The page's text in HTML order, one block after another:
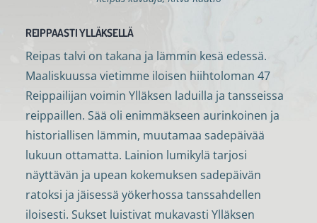
REIPPAASTI YLLÄKSELLÄ
Reipas talvi on takana ja lämmin kesä edessä.
Maaliskuussa vietimme iloisen hiihtoloman 47
Reippailijan voimin Ylläksen laduilla ja tansseissa
reippaillen. Sää oli enimmäkseen aurinkoinen ja
historiallisen lämmin, muutamaa sadepäivää
lukuun ottamatta. Lainion lumikylä tarjosi
näyttävän ja upean kokemuksen sadepäivän
ratoksi ja jäisessä yökerhossa tanssahdellen
iloisesti. Sukset luistivat mukavasti Ylläksen